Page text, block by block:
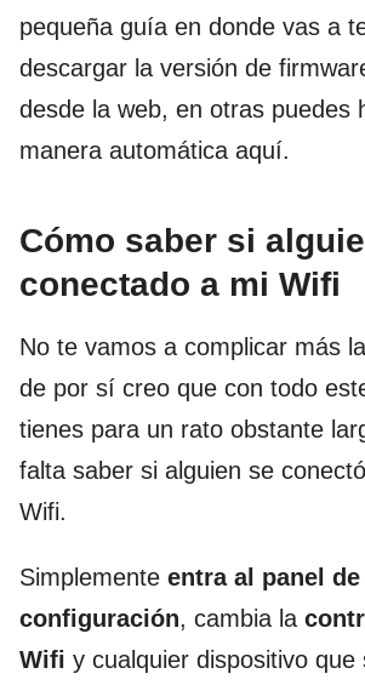
pequeña guía en donde vas a
descargar la versión de
desde la web, en otras puedes
manera automática aquí.
Cómo saber si
conectado a mi Wifi
No te vamos a complicar más
de por sí creo que con todo
tienes para un rato obstante
falta saber si alguien se
Wifi.
Simplemente entra al panel de
configuración, cambia la
Wifi y cualquier dispositivo que